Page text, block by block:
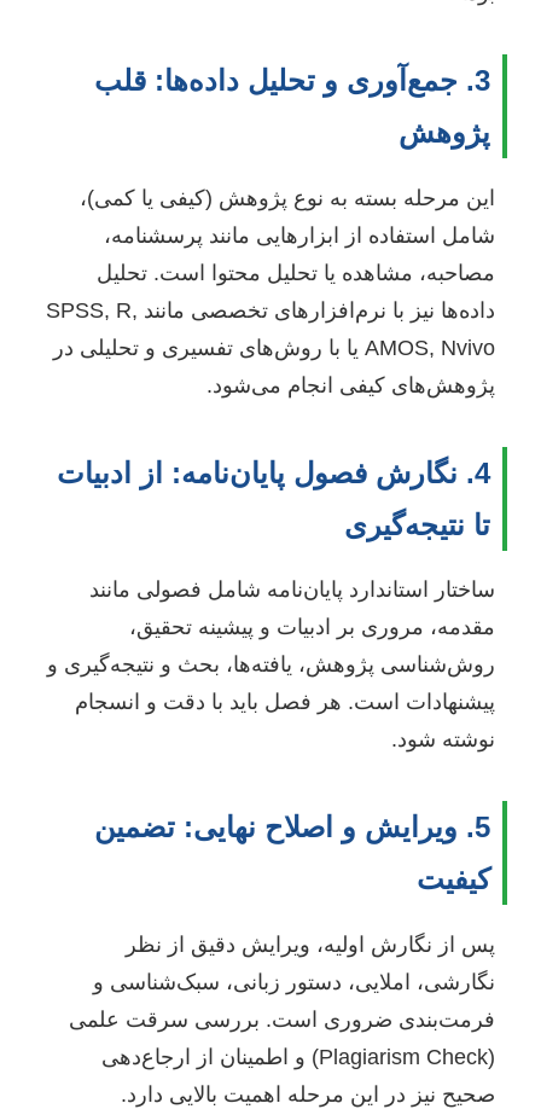
3. جمع‌آوری و تحلیل داده‌ها: قلب
پژوهش
این مرحله بسته به نوع پژوهش (کیفی یا کمی)،
شامل استفاده از ابزارهایی مانند پرسشنامه،
مصاحبه، مشاهده یا تحلیل محتوا است. تحلیل
داده‌ها نیز با نرم‌افزارهای تخصصی مانند SPSS, R,
AMOS, Nvivo یا با روش‌های تفسیری و تحلیلی در
پژوهش‌های کیفی انجام می‌شود.
4. نگارش فصول پایان‌نامه: از ادبیات
تا نتیجه‌گیری
ساختار استاندارد پایان‌نامه شامل فصولی مانند
مقدمه، مروری بر ادبیات و پیشینه تحقیق،
روش‌شناسی پژوهش، یافته‌ها، بحث و نتیجه‌گیری و
پیشنهادات است. هر فصل باید با دقت و انسجام
نوشته شود.
5. ویرایش و اصلاح نهایی: تضمین
کیفیت
پس از نگارش اولیه، ویرایش دقیق از نظر
نگارشی، املایی، دستور زبانی، سبک‌شناسی و
فرمت‌بندی ضروری است. بررسی سرقت علمی
(Plagiarism Check) و اطمینان از ارجاع‌دهی
صحیح نیز در این مرحله اهمیت بالایی دارد.